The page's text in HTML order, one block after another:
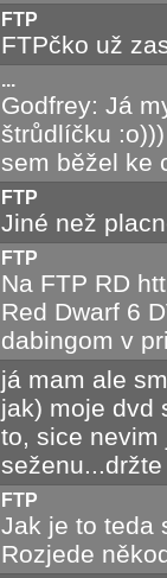
FTP
FTPčko už
...
Godfrey: Já
štrůdlíčku
sem běžel ke
FTP
Jiné než
FTP
Na FTP RD
Red Dwarf 6
dabingom v
já mam ale
jak) moje dvd
to, sice nevim
FTP
Jak je to teda
Rozjede